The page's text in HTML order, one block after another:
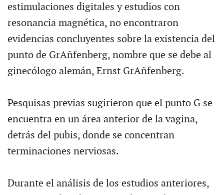
estimulaciones digitales y estudios con
resonancia magnética, no encontraron
evidencias concluyentes sobre la existencia del
punto de GrAñfenberg, nombre que se debe al
ginecólogo alemán, Ernst GrAñfenberg.
Pesquisas previas sugirieron que el punto G se
encuentra en un área anterior de la vagina,
detrás del pubis, donde se concentran
terminaciones nerviosas.
Durante el análisis de los estudios anteriores,